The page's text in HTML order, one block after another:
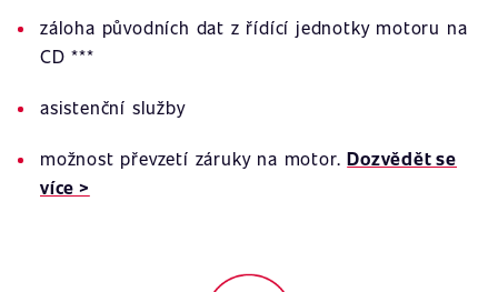
záloha původních dat z řídící jednotky motoru na
CD ***
asistenční služby
možnost převzetí záruky na motor.Dozvědět se
více >